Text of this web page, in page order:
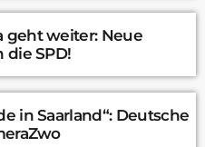
geht weiter: Neue
die SPD!
in Saarland“: Deutsche